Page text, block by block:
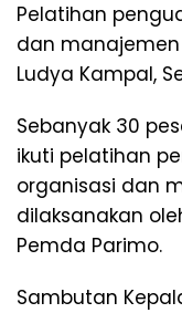
Pelatihan
dan
Ludya Kampal,
Sebanyak 30
ikuti pelatihan
organisasi dan
dilaksanakan
Pemda Parimo.
Sambutan